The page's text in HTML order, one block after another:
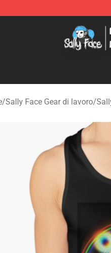
Face Store - Official Sally Face
/Sally Face Gear di lavoro/